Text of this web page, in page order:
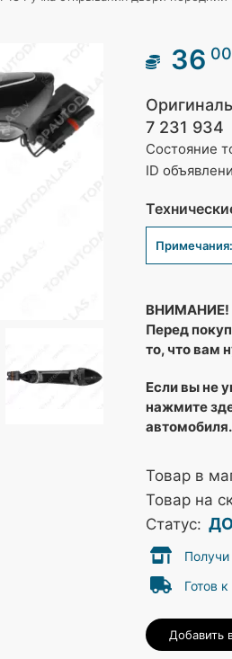
36 00
7 231 934
Состояние
ID
Примечания:
ВНИМАНИЕ!
Перед
то, что вам
Если вы не
нажмите
автомобиля.
Товар в
Товар на
Статус:
Готов
Добавить